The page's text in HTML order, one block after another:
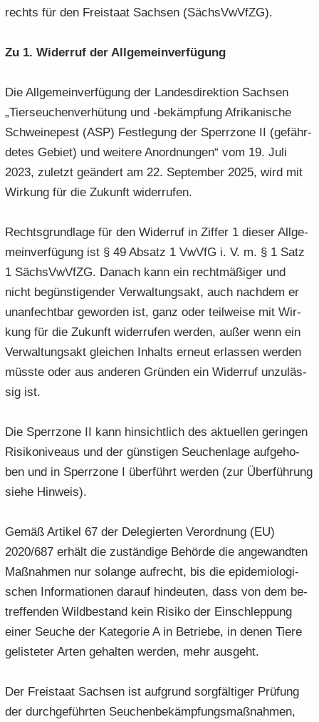
rechts für den Frei­staat Sach­sen (Sächs­VwVfZG).
Zu 1. Wi­der­ruf der All­ge­mein­ver­fü­gung
Die All­ge­mein­ver­fü­gung der Lan­des­di­rek­ti­on Sach­sen
„Tier­seu­chen­ver­hü­tung und -​bekämpfung Afri­ka­ni­sche
Schwei­ne­pest (ASP) Fest­le­gung der Sperr­zo­ne II (ge­fähr­
de­tes Ge­biet) und wei­te­re An­ord­nun­gen“ vom 19. Juli
2023, zu­letzt ge­än­dert am 22. Sep­tem­ber 2025, wird mit
Wir­kung für die Zu­kunft wi­der­ru­fen.
Rechts­grund­la­ge für den Wi­der­ruf in Zif­fer 1 die­ser All­ge­
mein­ver­fü­gung ist § 49 Ab­satz 1 VwVfG i. V. m. § 1 Satz
1 Sächs­VwVfZG. Da­nach kann ein recht­mä­ßi­ger und
nicht be­güns­ti­gen­der Ver­wal­tungs­akt, auch nach­dem er
un­an­fecht­bar ge­wor­den ist, ganz oder teil­wei­se mit Wir­
kung für die Zu­kunft wi­der­ru­fen wer­den, außer wenn ein
Ver­wal­tungs­akt glei­chen In­halts er­neut er­las­sen wer­den
müss­te oder aus an­de­ren Grün­den ein Wi­der­ruf un­zu­läs­
sig ist.
Die Sperr­zo­ne II kann hin­sicht­lich des ak­tu­el­len ge­rin­gen
Ri­si­ko­ni­veaus und der güns­ti­gen Seu­chen­la­ge auf­ge­ho­
ben und in Sperr­zo­ne I über­führt wer­den (zur Über­füh­rung
siehe Hin­weis).
Gemäß Ar­ti­kel 67 der De­le­gier­ten Ver­ord­nung (EU)
2020/687 er­hält die zu­stän­di­ge Be­hör­de die an­ge­wand­ten
Maß­nah­men nur so­lan­ge auf­recht, bis die epi­de­mio­lo­gi­
schen In­for­ma­tio­nen dar­auf hin­deu­ten, dass von dem be­
tref­fen­den Wild­be­stand kein Ri­si­ko der Ein­schlep­pung
einer Seu­che der Ka­te­go­rie A in Be­trie­be, in denen Tiere
ge­lis­te­ter Arten ge­hal­ten wer­den, mehr aus­geht.
Der Frei­staat Sach­sen ist auf­grund sorg­fäl­ti­ger Prü­fung
der durch­ge­führ­ten Seu­chen­be­kämp­fungs­maß­nah­men,